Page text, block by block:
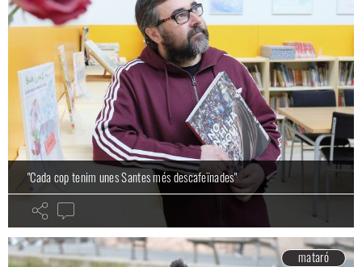
"Cada cop tenim unes Santes més descafeïnades"
mataró